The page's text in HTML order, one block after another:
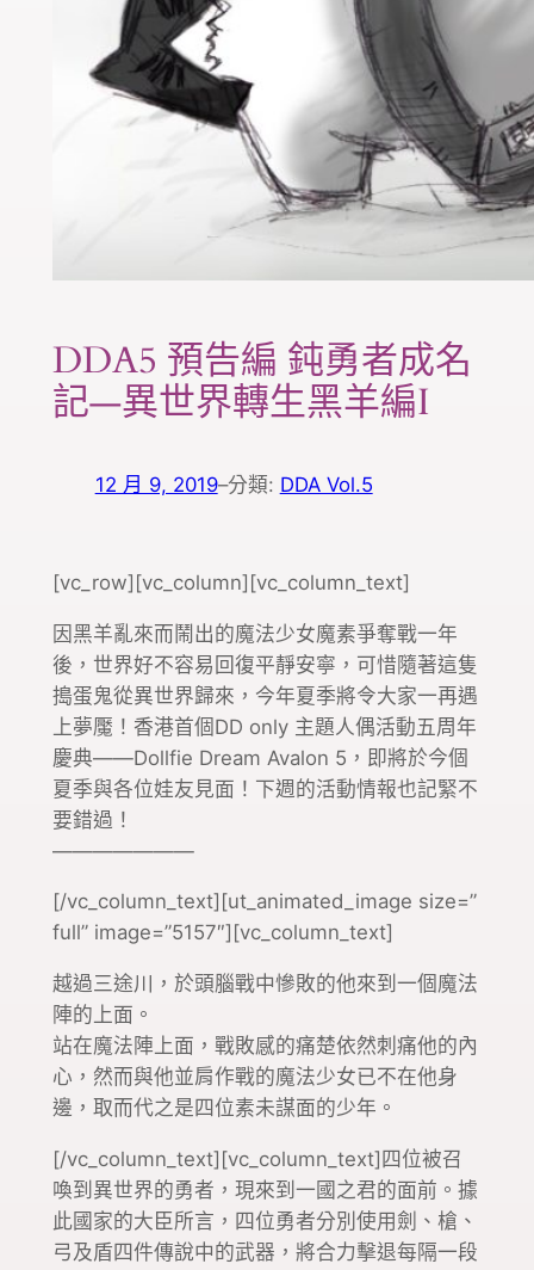
DDA5 預告編 鈍勇者成名
記—異世界轉生黑羊編I
12 月 9, 2019–分類: DDA Vol.5
[vc_row][vc_column][vc_column_text]
因黑羊亂來而鬧出的魔法少女魔素爭奪戰一年
後，世界好不容易回復平靜安寧，可惜隨著這隻
搗蛋鬼從異世界歸來，今年夏季將令大家一再遇
上夢魘！香港首個DD only 主題人偶活動五周年
慶典——Dollfie Dream Avalon 5，即將於今個
夏季與各位娃友見面！下週的活動情報也記緊不
要錯過！
———————
[/vc_column_text][ut_animated_image size=”
full” image=”5157″][vc_column_text]
越過三途川，於頭腦戰中慘敗的他來到一個魔法
陣的上面。
站在魔法陣上面，戰敗感的痛楚依然刺痛他的內
心，然而與他並肩作戰的魔法少女已不在他身
邊，取而代之是四位素未謀面的少年。
[/vc_column_text][vc_column_text]四位被召
喚到異世界的勇者，現來到一國之君的面前。據
此國家的大臣所言，四位勇者分別使用劍、槍、
弓及盾四件傳說中的武器，將合力擊退每隔一段